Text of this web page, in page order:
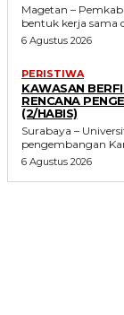
Magetan –
bentuk kerja sama
6 Agustus 2026
PERISTIWA
KAWASAN
RENCANA
(2/HABIS)
Surabaya –
pengembangan
6 Agustus 2026